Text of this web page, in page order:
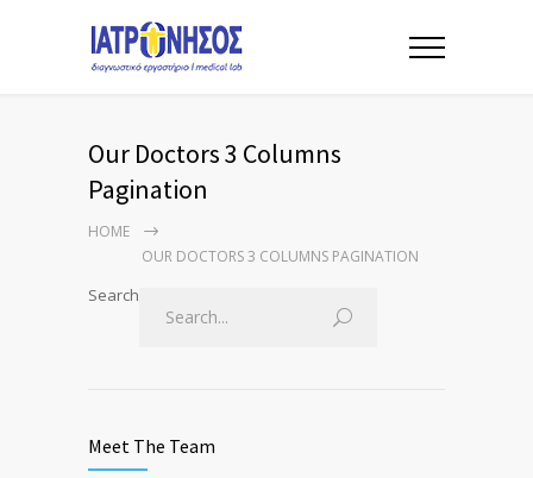
Our Doctors 3 Columns
Pagination
HOME
OUR DOCTORS 3 COLUMNS PAGINATION
Search
Meet The Team